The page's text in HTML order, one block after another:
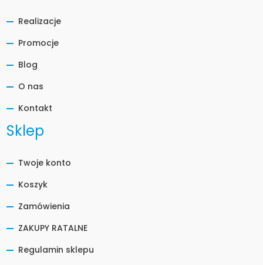
Realizacje
Promocje
Blog
O nas
Kontakt
Sklep
Twoje konto
Koszyk
Zamówienia
ZAKUPY RATALNE
Regulamin sklepu